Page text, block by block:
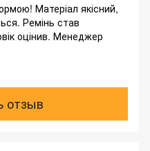
Матеріал якісний,
Ремінь став
оцінив. Менеджер
отзыв